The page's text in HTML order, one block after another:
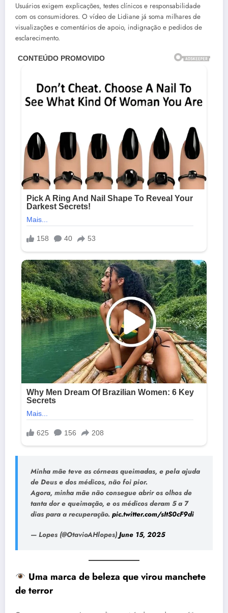
Usuários exigem explicações, testes clínicos e responsabilidade
com os consumidores. O vídeo de Lidiane já soma milhares de
visualizações e comentários de apoio, indignação e pedidos de
esclarecimento.
Minha mãe teve as córneas queimadas, e pela ajuda
de Deus e dos médicos, não foi pior.
Agora, minha mãe não consegue abrir os olhos de
tanta dor e queimação, e os médicos deram 5 a 7
dias para a recuperação. pic.twitter.com/sItS0cF9di
— Lopes (@OtavioAHlopes) June 15, 2025
Uma marca de beleza que virou manchete
de terror